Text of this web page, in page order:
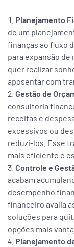
Planejamento
de um
finanças ao fluxo
para expansão de
quer realizar
aposentar com
Gestão de
consultoria
receitas e
excessivos ou
reduzi-los. Esse
mais eficiente e
Controle e
acabam
desempenho
financeiro avalia
soluções para
opções mais
Planejamento